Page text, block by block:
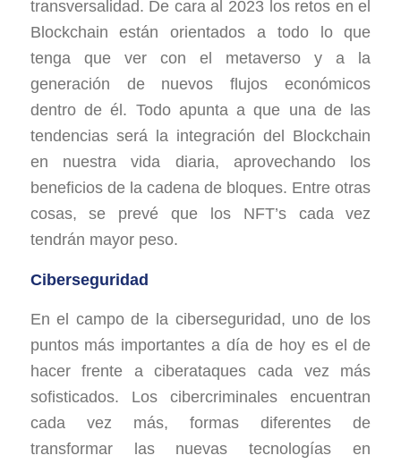
transversalidad. De cara al 2023 los retos en el
Blockchain están orientados a todo lo que
tenga que ver con el metaverso y a la
generación de nuevos flujos económicos
dentro de él. Todo apunta a que una de las
tendencias será la integración del Blockchain
en nuestra vida diaria, aprovechando los
beneficios de la cadena de bloques. Entre otras
cosas, se prevé que los NFT’s cada vez
tendrán mayor peso.
Ciberseguridad
En el campo de la ciberseguridad, uno de los
puntos más importantes a día de hoy es el de
hacer frente a ciberataques cada vez más
sofisticados. Los cibercriminales encuentran
cada vez más, formas diferentes de
transformar las nuevas tecnologías en